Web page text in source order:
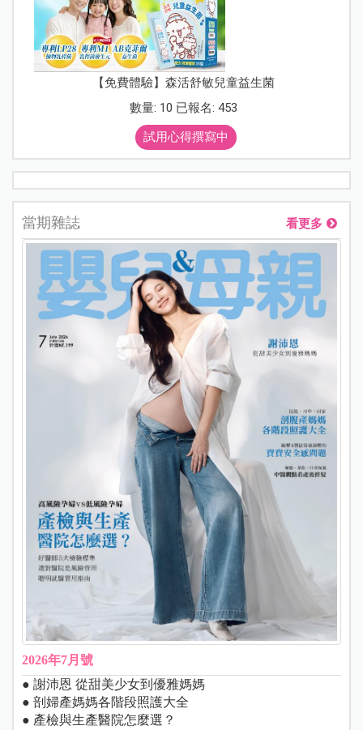
【免費體驗】森活舒敏兒童益生菌
數量: 10 已報名: 453
試用心得撰寫中
當期雜誌 看更多
2026年7月號
● 謝沛恩 從甜美少女到優雅媽媽
● 剖婦產媽媽各階段照護大全
● 產檢與生產醫院怎麼選？